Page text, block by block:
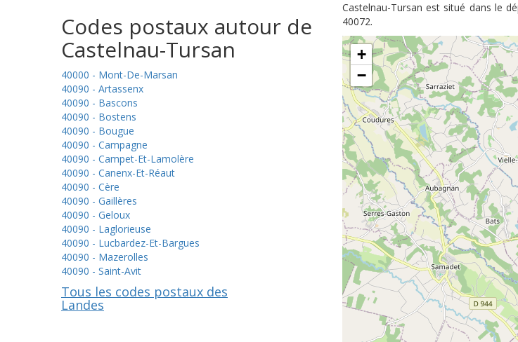
Codes postaux autour de
Castelnau-Tursan
40000 - Mont-De-Marsan
40090 - Artassenx
40090 - Bascons
40090 - Bostens
40090 - Bougue
40090 - Campagne
40090 - Campet-Et-Lamolère
40090 - Canenx-Et-Réaut
40090 - Cère
40090 - Gaillères
40090 - Geloux
40090 - Laglorieuse
40090 - Lucbardez-Et-Bargues
40090 - Mazerolles
40090 - Saint-Avit
Tous les codes postaux des
Landes
Castelnau-Tursan est situé dans le
40072.
+
−